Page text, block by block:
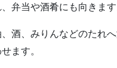
弁当や酒肴にも向きます
酒、みりんなどのたれ
ます。